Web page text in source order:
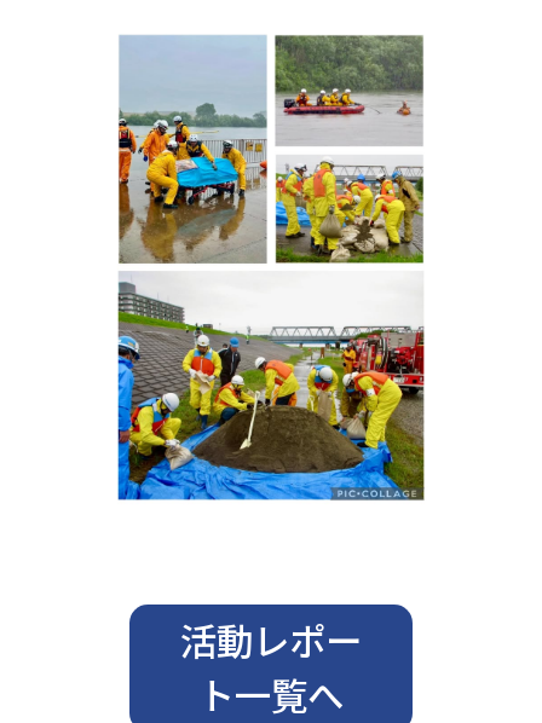
活動レポー
ト一覧へ